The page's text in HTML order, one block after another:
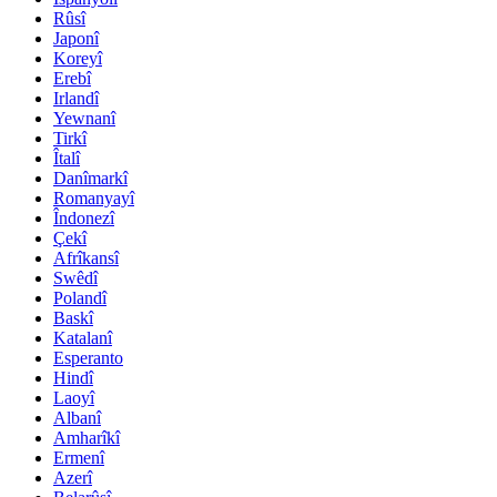
Rûsî
Japonî
Koreyî
Erebî
Irlandî
Yewnanî
Tirkî
Îtalî
Danîmarkî
Romanyayî
Îndonezî
Çekî
Afrîkansî
Swêdî
Polandî
Baskî
Katalanî
Esperanto
Hindî
Laoyî
Albanî
Amharîkî
Ermenî
Azerî